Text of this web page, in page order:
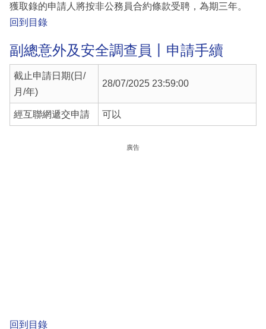
獲取錄的申請人將按非公務員合約條款受聘，為期三年。
回到目錄
副總意外及安全調查員丨申請手續
截止申請日期(日/
月/年)
28/07/2025 23:59:00
經互聯網遞交申請 可以
廣告
回到目錄